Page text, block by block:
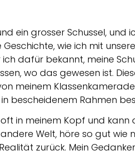
ein grosser Schussel,
wie ich mit
dafür bekannt, meine
wo das gewesen ist.
meinem
bescheidenem Rahmen
in meinem Kopf und kann
Welt, höre so gut wie
zurück. Mein